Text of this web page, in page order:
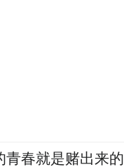
青春就是赌出来的